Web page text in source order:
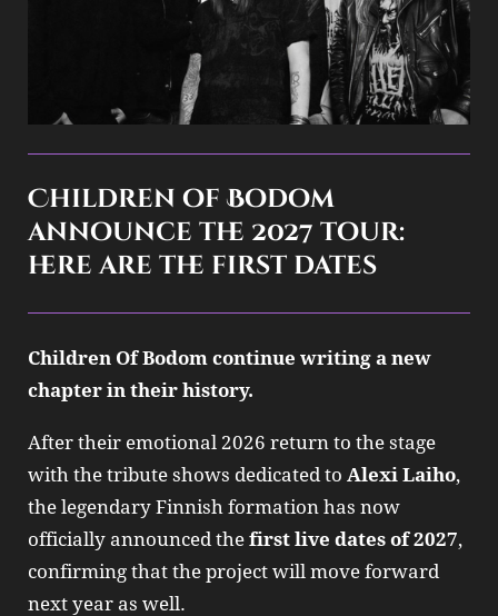
Children of Bodom
announce the 2027 tour:
here are the first dates
Children Of Bodom continue writing a new
chapter in their history.
After their emotional 2026 return to the stage
with the tribute shows dedicated to Alexi Laiho,
the legendary Finnish formation has now
officially announced the first live dates of 2027,
confirming that the project will move forward
next year as well.